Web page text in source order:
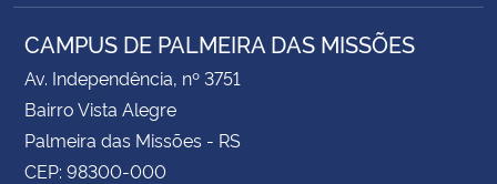
CAMPUS DE PALMEIRA DAS MISSÕES
Av. Independência, nº 3751
Bairro Vista Alegre
Palmeira das Missões - RS
CEP: 98300-000